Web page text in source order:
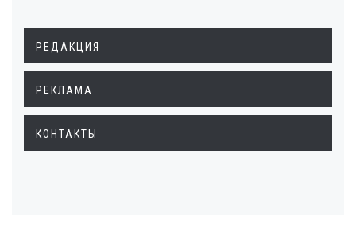
РЕДАКЦИЯ
РЕКЛАМА
КОНТАКТЫ